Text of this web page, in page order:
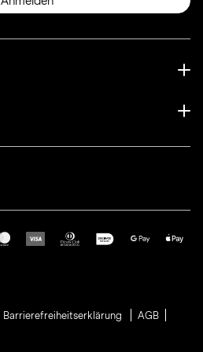
Barrierefreiheitserklärung
AGB